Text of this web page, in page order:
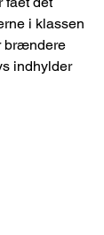
i klassen
brændere
indhylder